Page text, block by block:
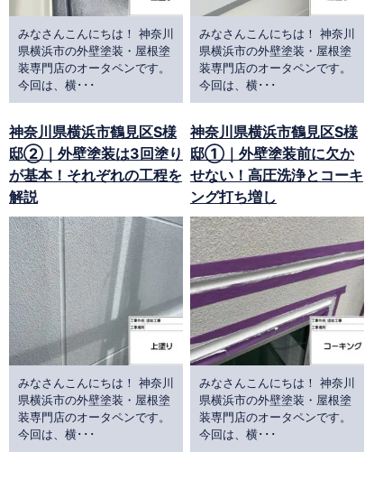
みなさんこんにちは！ 神奈川
県横浜市の外壁塗装・屋根塗
装専門店のオータペンです。
今回は、横･･･
みなさんこんにちは！ 神奈川
県横浜市の外壁塗装・屋根塗
装専門店のオータペンです。
今回は、横･･･
神奈川県横浜市鶴見区S様
邸②｜外壁塗装は3回塗り
が基本！それぞれの工程を
解説
みなさんこんにちは！ 神奈川
県横浜市の外壁塗装・屋根塗
装専門店のオータペンです。
今回は、横･･･
神奈川県横浜市鶴見区S様
邸①｜外壁塗装前に欠か
せない！高圧洗浄とコーキ
ング打ち増し
みなさんこんにちは！ 神奈川
県横浜市の外壁塗装・屋根塗
装専門店のオータペンです。
今回は、横･･･